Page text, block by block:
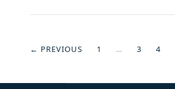
← PREVIOUS 1 … 3 4